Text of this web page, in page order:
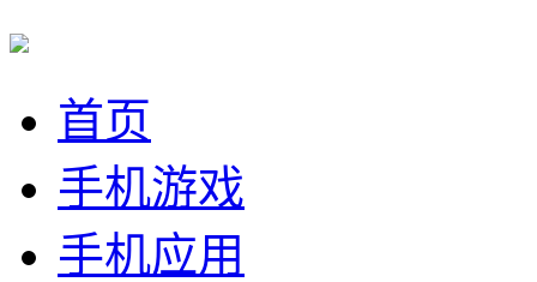
首页
手机游戏
手机应用